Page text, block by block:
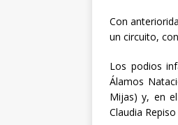
Con
un circuito,
Los podios
Álamos
Mijas) y, en
Claudia